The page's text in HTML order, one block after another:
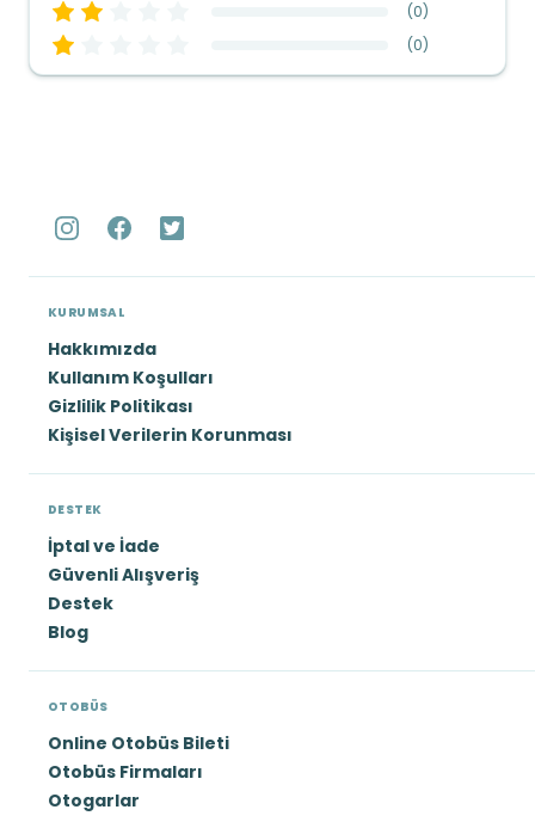
(0)
(0)
KURUMSAL
Hakkımızda
Kullanım Koşulları
Gizlilik Politikası
Kişisel Verilerin Korunması
DESTEK
İptal ve İade
Güvenli Alışveriş
Destek
Blog
OTOBÜS
Online Otobüs Bileti
Otobüs Firmaları
Otogarlar